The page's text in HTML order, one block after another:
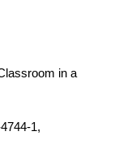
in a
1,